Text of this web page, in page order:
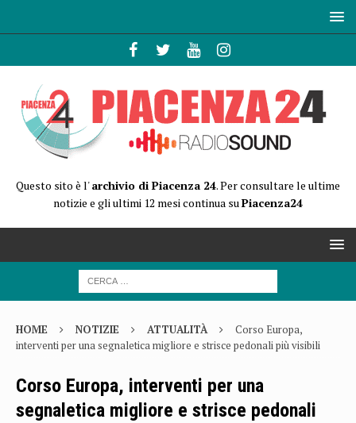
Questo sito è l'archivio di Piacenza 24. Per consultare le ultime
notizie e gli ultimi 12 mesi continua suPiacenza24
HOME NOTIZIE ATTUALITÀ
Corso Europa,
interventi per una segnaletica migliore e strisce pedonali più visibili
Corso Europa, interventi per una
segnaletica migliore e strisce pedonali